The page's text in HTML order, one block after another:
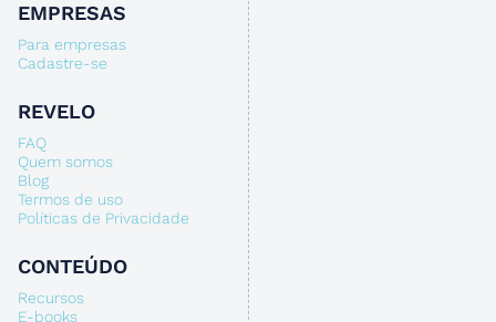
EMPRESAS
Para empresas
Cadastre-se
REVELO
FAQ
Quem somos
Blog
Termos de uso
Políticas de Privacidade
CONTEÚDO
Recursos
E-books